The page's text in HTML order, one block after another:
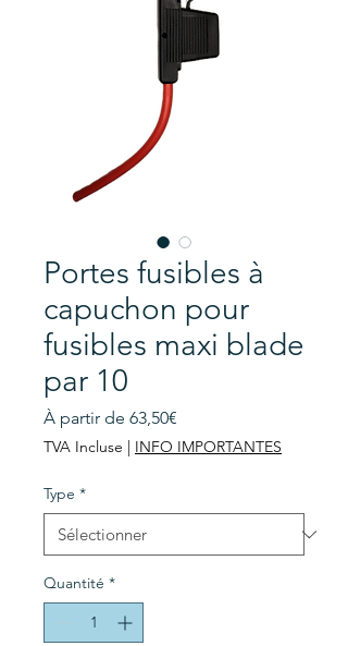
Portes fusibles à
capuchon pour
fusibles maxi blade
par 10
À partir de 63,50€
promotionnel
TVA Incluse | INFO IMPORTANTES
Type *
Quantité *